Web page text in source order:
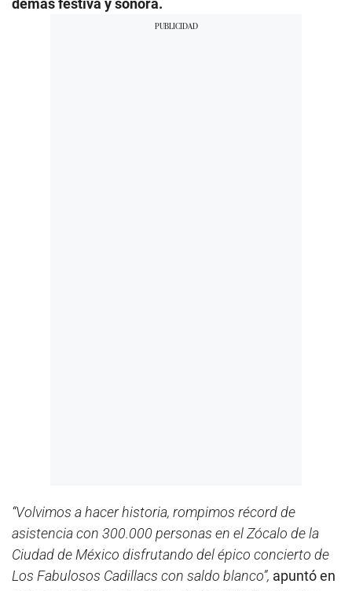
demás festiva y sonora.
“Volvimos a hacer historia, rompimos récord de
asistencia con 300.000 personas en el Zócalo de la
Ciudad de México disfrutando del épico concierto de
Los Fabulosos Cadillacs con saldo blanco”, apuntó en